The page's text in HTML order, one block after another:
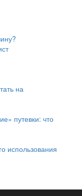
на
путевки: что
использования